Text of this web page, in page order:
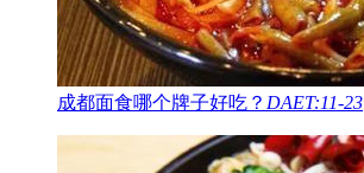
成都面食哪个牌子好吃？ DAET:11-23